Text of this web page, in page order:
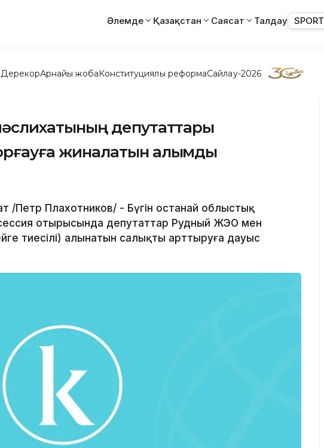
Әлемде Қазақстан Саясат Талдау SPORT
ДерекқорАрнайы жобаКонституциялық реформаСайлау-2026
депутаттары
жиналатын алымды
/Петр Плахотников/ - Бүгін Қостанай облыстық
отырысында депутаттар Рудный ЖЭО мен
тиесілі) алынатын салықты арттыруға дауыс